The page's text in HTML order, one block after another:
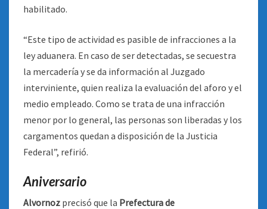
habilitado.
“Este tipo de actividad es pasible de infracciones a la
ley aduanera. En caso de ser detectadas, se secuestra
la mercadería y se da información al Juzgado
interviniente, quien realiza la evaluación del aforo y el
medio empleado. Como se trata de una infracción
menor por lo general, las personas son liberadas y los
cargamentos quedan a disposición de la Justicia
Federal”, refirió.
Aniversario
Alvornoz precisó que la Prefectura de